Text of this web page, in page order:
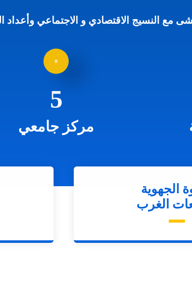
مع النسيج الاقتصادي و الاجتماعي وأعداد
5
مركز جامعي
الجهوية
الغرب